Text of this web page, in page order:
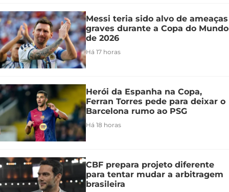
Messi teria sido alvo de ameaças
graves durante a Copa do Mundo
de 2026
Há 17 horas
Herói da Espanha na Copa,
Ferran Torres pede para deixar o
Barcelona rumo ao PSG
Há 18 horas
CBF prepara projeto diferente
para tentar mudar a arbitragem
brasileira